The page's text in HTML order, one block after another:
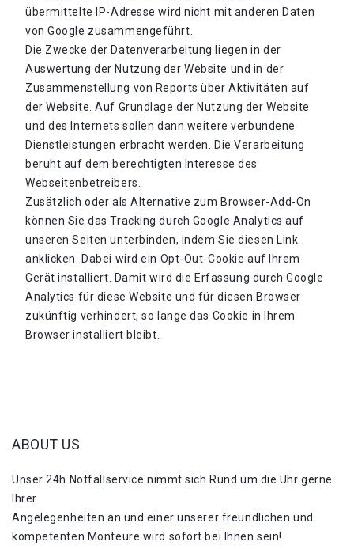
übermittelte IP-Adresse wird nicht mit anderen Daten
von Google zusammengeführt.
Die Zwecke der Datenverarbeitung liegen in der
Auswertung der Nutzung der Website und in der
Zusammenstellung von Reports über Aktivitäten auf
der Website. Auf Grundlage der Nutzung der Website
und des Internets sollen dann weitere verbundene
Dienstleistungen erbracht werden. Die Verarbeitung
beruht auf dem berechtigten Interesse des
Webseitenbetreibers.
Zusätzlich oder als Alternative zum Browser-Add-On
können Sie das Tracking durch Google Analytics auf
unseren Seiten unterbinden, indem Sie diesen Link
anklicken. Dabei wird ein Opt-Out-Cookie auf Ihrem
Gerät installiert. Damit wird die Erfassung durch Google
Analytics für diese Website und für diesen Browser
zukünftig verhindert, so lange das Cookie in Ihrem
Browser installiert bleibt.
ABOUT US
Unser 24h Notfallservice nimmt sich Rund um die Uhr gerne
Ihrer
Angelegenheiten an und einer unserer freundlichen und
kompetenten Monteure wird sofort bei Ihnen sein!